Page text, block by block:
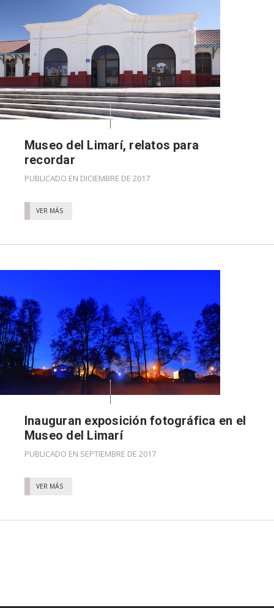
Museo del Limarí, relatos para
recordar
PUBLICADO EN DICIEMBRE DE 2017
VER MÁS
Inauguran exposición fotográfica en el
Museo del Limarí
PUBLICADO EN SEPTIEMBRE DE 2017
VER MÁS